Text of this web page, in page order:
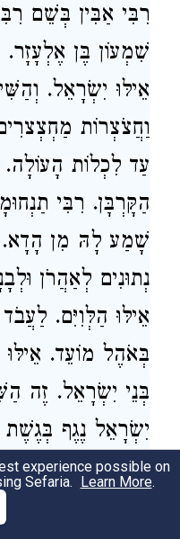
רִבִּי אַבִּין בְּשֵׁם
שִׁמְעוֹן בֶּן
אֵילּוּ יִשְׂרָאֵל.
וַחֲצֹצְרוֹת
עַד לִכְלוֹת
הַקָּרְבָּן. רִבִּי
שָׁמַע לָהּ מִן הָדָא.
נְתוּנִים לְאַהֲרֹן
אֵילּוּ הַלְּוִיִּם.
בְּאֹהֶל מוֹעֵד. אֵילּוּ
בְּנֵי יִשְׂרָאֵל. זֶה
יִשְׂרָאֵל נֶגֶף
אֵילּוּ יִשְׂרָאֵל.
ben Eleazar
experience possible on
Sefaria. Learn More.